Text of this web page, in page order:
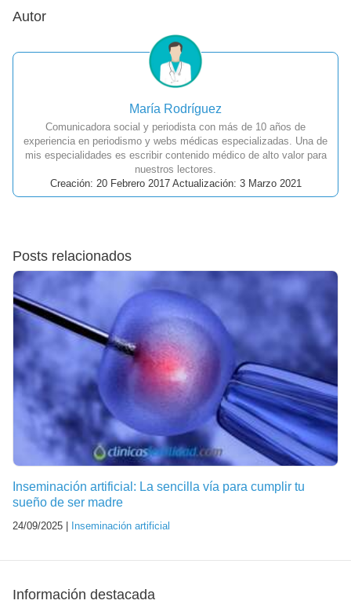
Autor
María Rodríguez
Comunicadora social y periodista con más de 10 años de
experiencia en periodismo y webs médicas especializadas. Una de
mis especialidades es escribir contenido médico de alto valor para
nuestros lectores.
Creación: 20 Febrero 2017 Actualización: 3 Marzo 2021
Posts relacionados
Inseminación artificial: La sencilla vía para cumplir tu
sueño de ser madre
24/09/2025 | Inseminación artificial
Información destacada